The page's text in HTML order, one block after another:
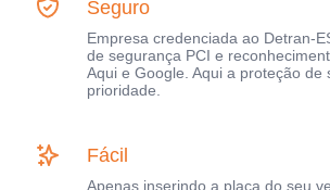
Seguro
Empresa credenciada ao Detran-
de segurança PCI e
Aqui e Google. Aqui a proteção de
prioridade.
Fácil
Apenas inserindo a placa do seu